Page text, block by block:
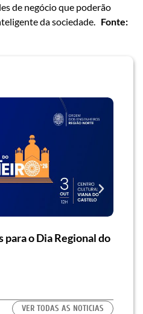
de negócio que poderão
da sociedade. Fonte:
o Dia Regional do
VER TODAS AS NOTICIAS